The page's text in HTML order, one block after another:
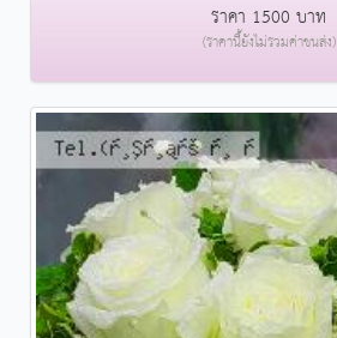
ราคา 1500 บาท
(ราคานี้ยังไม่รวมค่าขนส่ง)